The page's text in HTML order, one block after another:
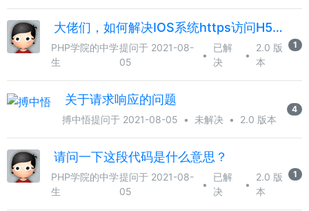
大佬们，如何解决IOS系统https访问H5页面速度非常慢？
PHP学院的中学
生
提问于 2021-08-
05
•
已解
决
•
2.0 版
本
1
关于请求响应的问题
搏中悟提问于 2021-08-05 • 未解决 • 2.0 版本
4
请问一下这段代码是什么意思？
PHP学院的中学
生
提问于 2021-08-
05
•
已解
决
•
2.0 版
本
1